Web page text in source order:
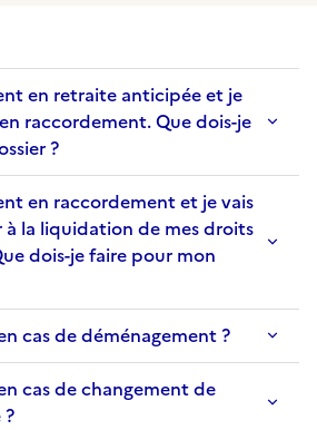
en retraite anticipée et je
raccordement. Que dois-je
?
en raccordement et je vais
la liquidation de mes droits
dois-je faire pour mon
cas de déménagement ?
cas de changement de